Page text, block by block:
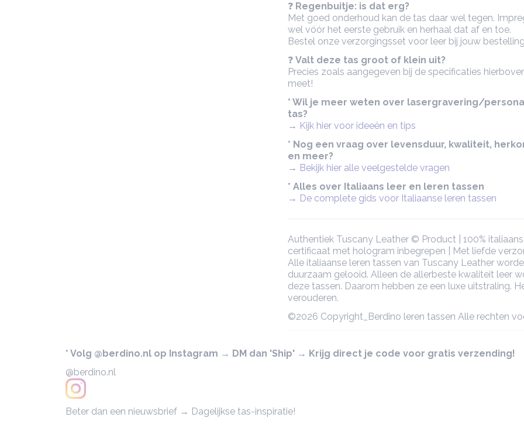
❓ Regenbuitje: is dat erg?
Met goed onderhoud kan de tas daar wel tegen.
wel vóór het eerste gebruik en herhaal dat af en toe.
Bestel onze verzorgingsset voor leer bij jouw
❓ Valt deze tas groot of klein uit?
Precies zoals aangegeven bij de specificaties
meet!
* Wil je meer weten over lasergravering/
tas?
→ Kijk hier voor ideeën en tips
* Nog een vraag over levensduur, kwaliteit,
en meer?
→ Bekijk hier alle veelgestelde vragen
* Alles over Italiaans leer en leren tassen
→ De complete gids voor Italiaanse leren tassen
Authentiek Tuscany Leather © Product | 100%
certificaat met hologram inbegrepen | Met liefde
Alle italiaanse leren tassen van Tuscany Leather
duurzaam gelooid. Alleen de allerbeste kwaliteit leer
deze tassen. Daarom hebben ze een luxe uitstraling.
verouderen.
©2026 Copyright_Berdino leren tassen Alle rechten
* Volg @berdino.nl op Instagram → DM dan 'Ship' → Krijg direct je code voor gratis verzending!
@berdino.nl
Beter dan een nieuwsbrief → Dagelijkse tas-inspiratie!